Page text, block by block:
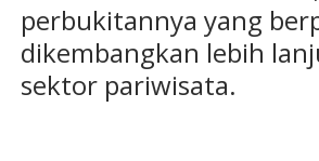
perbukitannya yang
dikembangkan lebih
sektor pariwisata.